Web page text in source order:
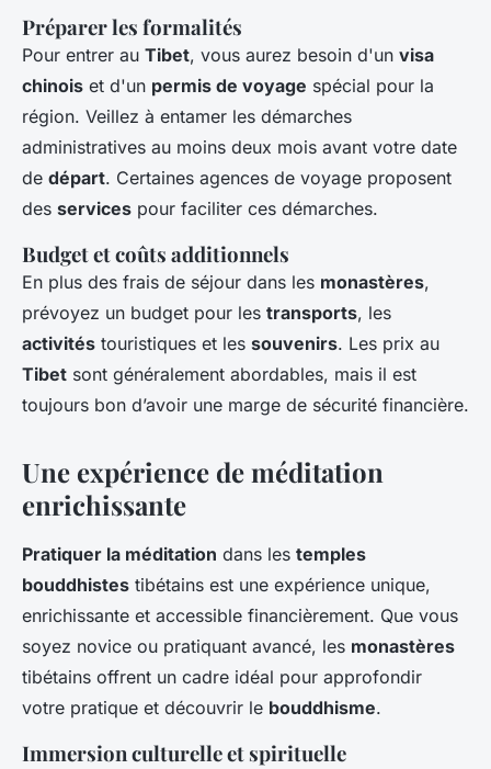
Préparer les formalités
Pour entrer au Tibet, vous aurez besoin d'un visa
chinois et d'un permis de voyage spécial pour la
région. Veillez à entamer les démarches
administratives au moins deux mois avant votre date
de départ. Certaines agences de voyage proposent
des services pour faciliter ces démarches.
Budget et coûts additionnels
En plus des frais de séjour dans les monastères,
prévoyez un budget pour les transports, les
activités touristiques et les souvenirs. Les prix au
Tibet sont généralement abordables, mais il est
toujours bon d’avoir une marge de sécurité financière.
Une expérience de méditation
enrichissante
Pratiquer la méditation dans les temples
bouddhistes tibétains est une expérience unique,
enrichissante et accessible financièrement. Que vous
soyez novice ou pratiquant avancé, les monastères
tibétains offrent un cadre idéal pour approfondir
votre pratique et découvrir le bouddhisme.
Immersion culturelle et spirituelle